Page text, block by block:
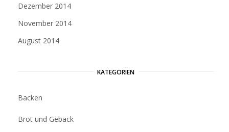
Dezember 2014
November 2014
August 2014
KATEGORIEN
Backen
Brot und Gebäck